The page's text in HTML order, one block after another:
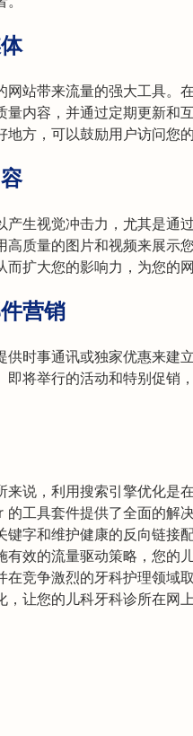
网站带来流量的强大工具
量内容，并通过定期更新和
地方，可以鼓励用户访问您
产生视觉冲击力，尤其是通
高质量的图片和视频来展示
而扩大您的影响力，为您的
营销
供时事通讯或独家优惠来建
即将举行的活动和特别促销
来说，利用搜索引擎优化是
工具套件提供了全面的解
键字和维护健康的反向链接
有效的流量驱动策略，您的
在竞争激烈的牙科护理领域
让您的儿科牙科诊所在网上